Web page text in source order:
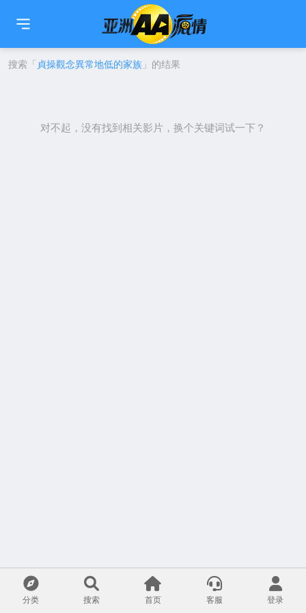
🇹🇼 简中 🇺🇸EN 🇯🇵日本語
搜索「 貞操觀念異常地低的家族 」的结果
对不起，没有找到相关影片，换个关键词试一下？
分类 搜索 首页 客服 登录